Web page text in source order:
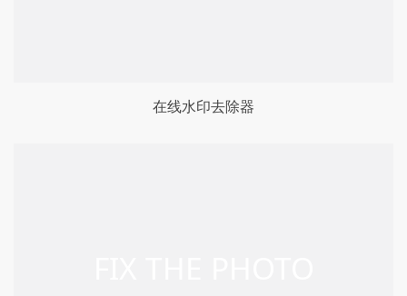
在线水印去除器